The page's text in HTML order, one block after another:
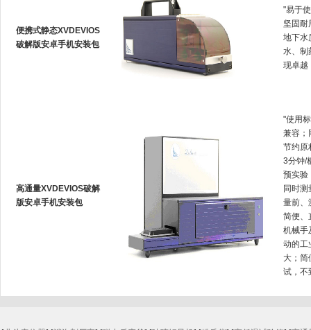
便携式静态XVDEVIOS
破解版安卓手机安装包
"易于使
坚固耐
地下水
水
现卓越
高通量XVDEVIOS破解
版安卓手机安装包
"使用标
兼容
节约原
3分钟/
预实验
同时测
量前
简便
机械手
动的工
大；
试，